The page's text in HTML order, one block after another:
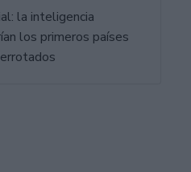
la inteligencia
los primeros países